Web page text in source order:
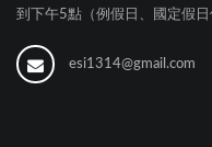
到下午5點（例假日、國定假日
esi1314@gmail.com